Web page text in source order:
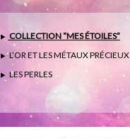
COLLECTION “MES ÉTOILES”
L’OR ET LES MÉTAUX PRÉCIEUX
LES PERLES